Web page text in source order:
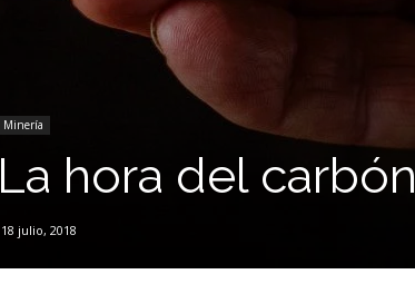
Minería
La hora del carbón
18 julio, 2018